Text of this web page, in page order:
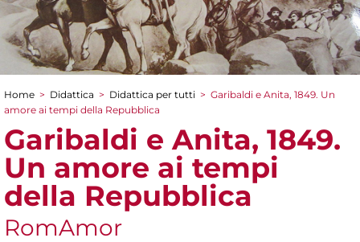
Tu sei qui
Home > Didattica > Didattica per tutti > Garibaldi e Anita, 1849. Un
amore ai tempi della Repubblica
Garibaldi e Anita, 1849.
Un amore ai tempi
della Repubblica
RomAmor